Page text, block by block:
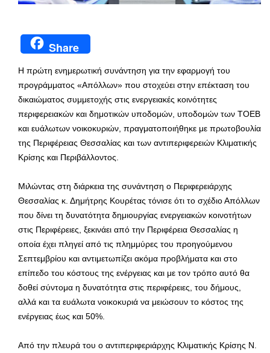
Share
Η πρώτη ενημερωτική συνάντηση για την εφαρμογή του
προγράμματος «Απόλλων» που στοχεύει στην επέκταση του
δικαιώματος συμμετοχής στις ενεργειακές κοινότητες
περιφερειακών και δημοτικών υποδομών, υποδομών των ΤΟΕΒ
και ευάλωτων νοικοκυριών, πραγματοποιήθηκε με πρωτοβουλία
της Περιφέρειας Θεσσαλίας και των αντιπεριφερειών Κλιματικής
Κρίσης και Περιβάλλοντος.
Μιλώντας στη διάρκεια της συνάντηση ο Περιφερειάρχης
Θεσσαλίας κ. Δημήτρης Κουρέτας τόνισε ότι το σχέδιο Απόλλων
που δίνει τη δυνατότητα δημιουργίας ενεργειακών κοινοτήτων
στις Περιφέρειες, ξεκινάει από την Περιφέρεια Θεσσαλίας η
οποία έχει πληγεί από τις πλημμύρες του προηγούμενου
Σεπτεμβρίου και αντιμετωπίζει ακόμα προβλήματα και στο
επίπεδο του κόστους της ενέργειας και με τον τρόπο αυτό θα
δοθεί σύντομα η δυνατότητα στις περιφέρειες, του δήμους,
αλλά και τα ευάλωτα νοικοκυριά να μειώσουν το κόστος της
ενέργειας έως και 50%.
Από την πλευρά του ο αντιπεριφεριάρχης Κλιματικής Κρίσης Ν.